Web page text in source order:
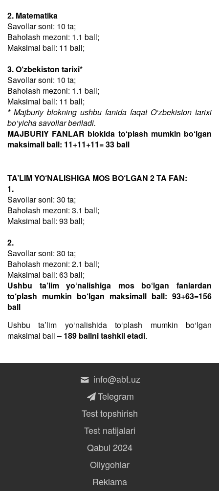
2. Matematika
Savollar soni: 10 ta;
Baholash mezoni: 1.1 ball;
Maksimal ball: 11 ball;
3. O‘zbekiston tarixi*
Savollar soni: 10 ta;
Baholash mezoni: 1.1 ball;
Maksimal ball: 11 ball;
* Majburiy blokning ushbu fanida faqat O‘zbekiston tarixi
bo‘yicha savollar beriladi.
MAJBURIY FANLAR blokida to‘plash mumkin bo‘lgan
maksimall ball: 11+11+11= 33 ball
TA’LIM YO‘NALISHIGA MOS BO‘LGAN 2 TA FAN:
1.
Savollar soni: 30 ta;
Baholash mezoni: 3.1 ball;
Maksimal ball: 93 ball;
2.
Savollar soni: 30 ta;
Baholash mezoni: 2.1 ball;
Maksimal ball: 63 ball;
Ushbu ta’lim yo‘nalishiga mos bo‘lgan fanlardan
to‘plash mumkin bo‘lgan maksimall ball: 93+63=156
ball
Ushbu taʼlim yo‘nalishida to‘plash mumkin bo‘lgan
maksimal ball – 189 ballni tashkil etadi.
info@abt.uz
Telegram
Test topshirish
Test natijalari
Qabul 2024
Oliygohlar
Reklama